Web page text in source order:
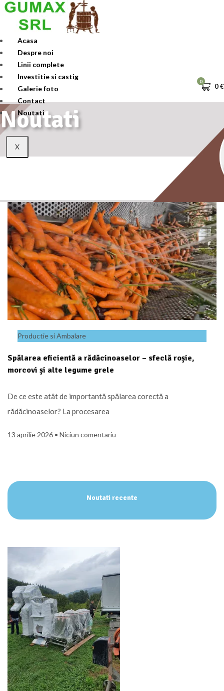
Skip
content
Acasa
Despre noi
Linii complete
Investitie si castig
Galerie foto
Contact
Noutati
X
0
0€
Noutati
Productie si Ambalare
Spălarea eficientă a rădăcinoaselor – sfeclă roșie,
morcovi și alte legume grele
De ce este atât de importantă spălarea corectă a
rădăcinoaselor? La procesarea
13 aprilie 2026 Niciun comentariu
Noutati recente